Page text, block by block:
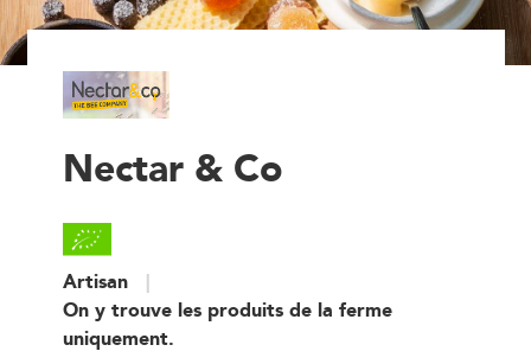
Nectar & Co
Artisan
On y trouve les produits de la ferme
uniquement.